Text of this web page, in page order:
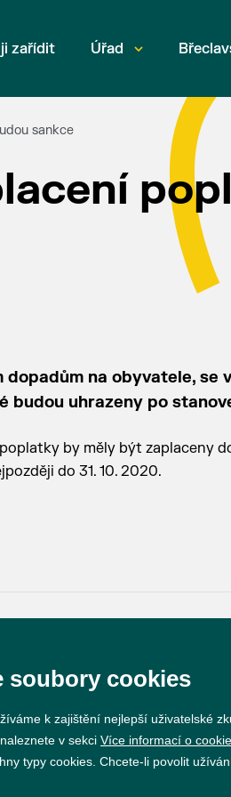
zařídit Úřad
sankce
na obyvatele, se
uhrazeny po
by měly být zaplaceny
do 31. 10. 2020.
Prohlášení o přístupnosti
Vytvořil
soubory cookies
k zajištění nejlepší uživatelské
v sekci Více informací o
typy cookies. Chcete-li povolit